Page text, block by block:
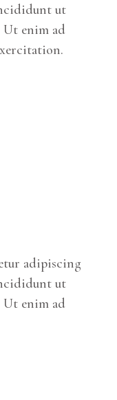
ut
Ut enim ad
adipiscing
ut
Ut enim ad